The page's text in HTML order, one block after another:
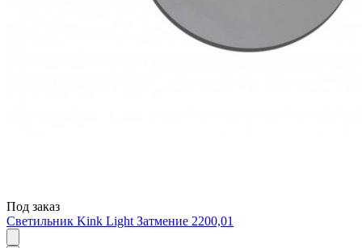
Под заказ
Светильник Kink Light Затмение 2200,01